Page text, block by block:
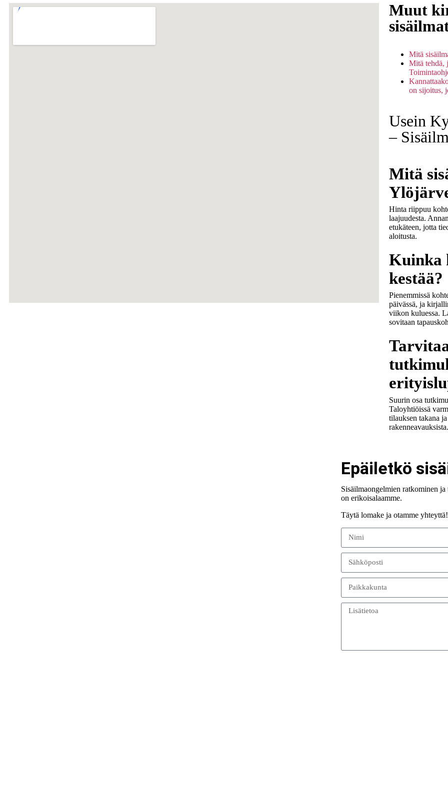
Muut
Mitä
Mitä tehdä,
on sijoitus,
Usein
–
Mitä
Hinta riippuu
laajuudesta.
etukäteen, jotta
aloitusta.
Kuinka
kestää?
Pienemmissä
päivässä, ja
viikon kuluessa.
sovitaan
Suurin osa
Taloyhtiöissä
tilauksen takana
rakenneavauksista.
Epäiletkö
Sisäilmaongelmien ratkominen
on erikoisalaamme.
Täytä lomake ja otamme yhteyttä!